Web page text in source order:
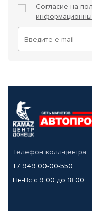
Согласие на
Телефон колл-центра
+7 949 00-00-550
Пн-Вс с 9.00 до 18.00